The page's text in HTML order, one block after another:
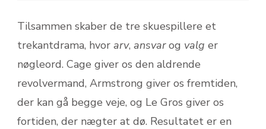
Tilsammen skaber de tre skuespillere et
trekantdrama, hvor arv, ansvarog valg er
nøgleord. Cage giver os den aldrende
revolvermand, Armstrong giver os fremtiden,
der kan gå begge veje, og Le Gros giver os
fortiden, der nægter at dø. Resultatet er en